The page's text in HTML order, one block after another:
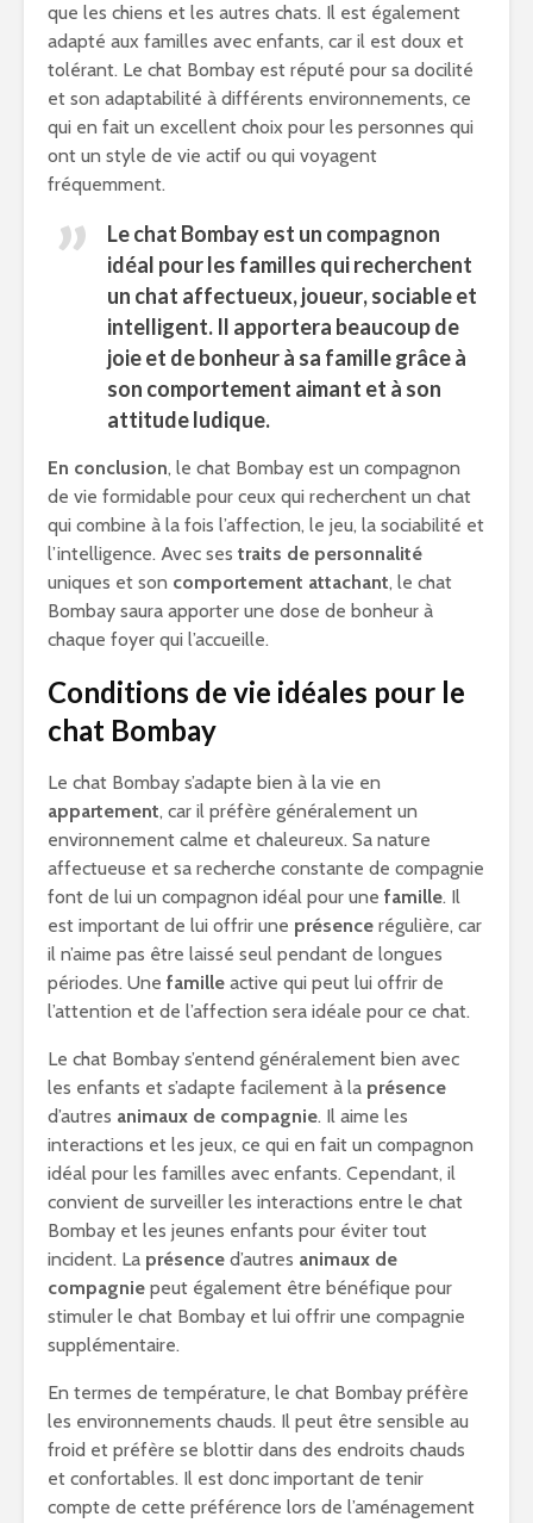
que les chiens et les autres chats. Il est également
adapté aux familles avec enfants, car il est doux et
tolérant. Le chat Bombay est réputé pour sa docilité
et son adaptabilité à différents environnements, ce
qui en fait un excellent choix pour les personnes qui
ont un style de vie actif ou qui voyagent
fréquemment.
Le chat Bombay est un compagnon
idéal pour les familles qui recherchent
un chat affectueux,joueur,sociableet
intelligent. Il apportera beaucoup de
joie et de bonheur à sa famillegrâce à
son comportement aimant et à son
attitude ludique.
En conclusion, le chat Bombay est un compagnon
de vie formidable pour ceux qui recherchent un chat
qui combine à la fois l’affection, le jeu, la sociabilité et
l’intelligence. Avec ses traits de personnalité
uniques et son comportement attachant, le chat
Bombay saura apporter une dose de bonheur à
chaque foyer qui l’accueille.
Conditions de vie idéales pour le
chat Bombay
Le chat Bombay s’adapte bien à la vie en
appartement, car il préfère généralement un
environnement calme et chaleureux. Sa nature
affectueuse et sa recherche constante de compagnie
font de lui un compagnon idéal pour une famille. Il
est important de lui offrir une présence régulière, car
il n’aime pas être laissé seul pendant de longues
périodes. Une famille active qui peut lui offrir de
l’attention et de l’affection sera idéale pour ce chat.
Le chat Bombay s’entend généralement bien avec
les enfants et s’adapte facilement à la présence
d’autres animaux de compagnie. Il aime les
interactions et les jeux, ce qui en fait un compagnon
idéal pour les familles avec enfants. Cependant, il
convient de surveiller les interactions entre le chat
Bombay et les jeunes enfants pour éviter tout
incident. La présence d’autres animaux de
compagnie peut également être bénéfique pour
stimuler le chat Bombay et lui offrir une compagnie
supplémentaire.
En termes de température, le chat Bombay préfère
les environnements chauds. Il peut être sensible au
froid et préfère se blottir dans des endroits chauds
et confortables. Il est donc important de tenir
compte de cette préférence lors de l’aménagement